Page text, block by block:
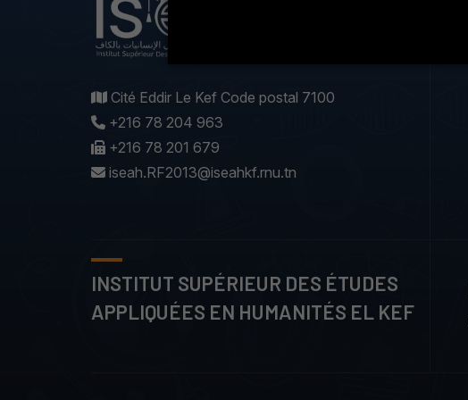
Cité Eddir Le Kef Code postal 7100
+216 78 204 963
+216 78 201 679
iseah.RF2013@iseahkf.rnu.tn
INSTITUT SUPÉRIEUR DES ÉTUDES
APPLIQUÉES EN HUMANITÉS EL KEF